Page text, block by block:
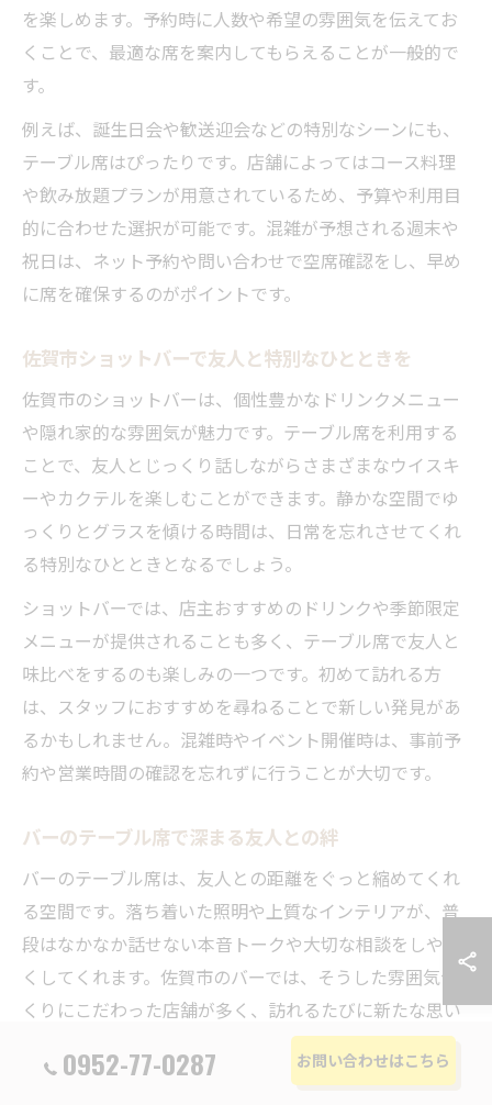
を楽しめます。予約時に人数や希望の雰囲気を伝えてお
くことで、最適な席を案内してもらえることが一般的で
す。
例えば、誕生日会や歓送迎会などの特別なシーンにも、
テーブル席はぴったりです。店舗によってはコース料理
や飲み放題プランが用意されているため、予算や利用目
的に合わせた選択が可能です。混雑が予想される週末や
祝日は、ネット予約や問い合わせで空席確認をし、早め
に席を確保するのがポイントです。
佐賀市ショットバーで友人と特別なひとときを
佐賀市のショットバーは、個性豊かなドリンクメニュー
や隠れ家的な雰囲気が魅力です。テーブル席を利用する
ことで、友人とじっくり話しながらさまざまなウイスキ
ーやカクテルを楽しむことができます。静かな空間でゆ
っくりとグラスを傾ける時間は、日常を忘れさせてくれ
る特別なひとときとなるでしょう。
ショットバーでは、店主おすすめのドリンクや季節限定
メニューが提供されることも多く、テーブル席で友人と
味比べをするのも楽しみの一つです。初めて訪れる方
は、スタッフにおすすめを尋ねることで新しい発見があ
るかもしれません。混雑時やイベント開催時は、事前予
約や営業時間の確認を忘れずに行うことが大切です。
バーのテーブル席で深まる友人との絆
バーのテーブル席は、友人との距離をぐっと縮めてくれ
る空間です。落ち着いた照明や上質なインテリアが、普
段はなかなか話せない本音トークや大切な相談をしやす
くしてくれます。佐賀市のバーでは、そうした雰囲気づ
くりにこだわった店舗が多く、訪れるたびに新たな思い
さらに、定期的に集まる友人グループでお気に入りのテ
0952-77-0287 お問い合わせはこちら